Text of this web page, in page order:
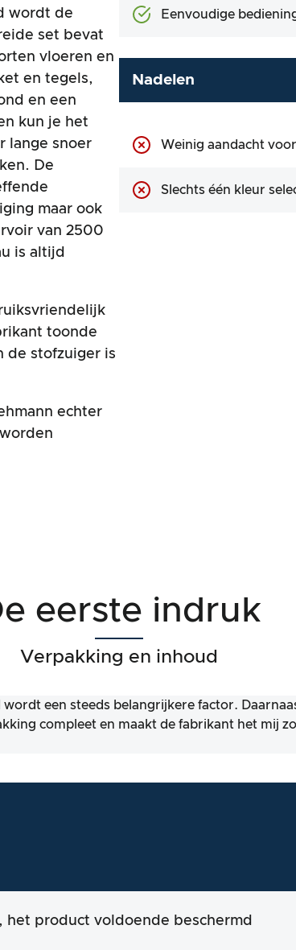
wordt de
set bevat
vloeren en
en tegels,
en een
kun je het
lange snoer
De
maar ook
van 2500
is altijd
toonde
de stofzuiger is
echter
Eenvoudige
Nadelen
Weinig aandacht
Slechts één kleur
eerste indruk
Verpakking en inhoud
een steeds belangrijkere factor.
compleet en maakt de fabrikant het mij
het product voldoende beschermd